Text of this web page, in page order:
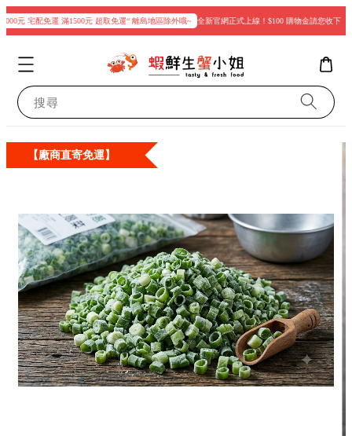
元 宅配免運 滿1500元 超取免運“ 離島地區除外哦~ 全新官網正式上線！$100 購物金請您收下
搜尋
【廠商直寄免運】